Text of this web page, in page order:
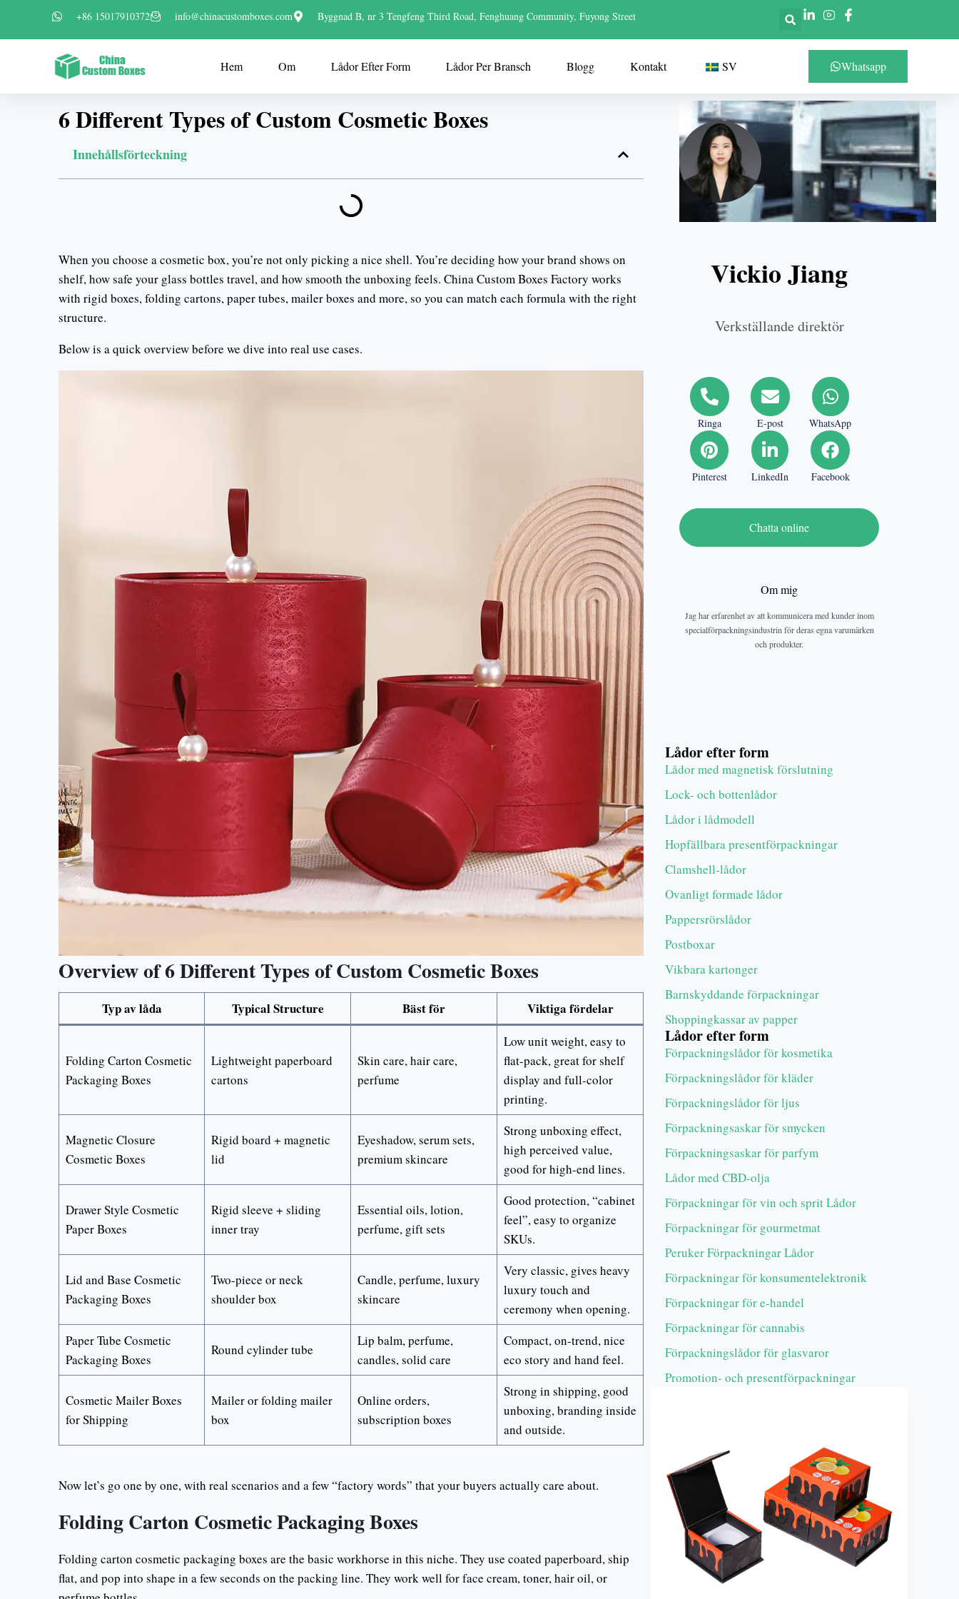
+86 15017910372 info@chinacustomboxes.com Byggnad B, nr 3 Tengfeng Third Road, Fenghuang Community, Fuyong Street
Hem Om Lådor Efter Form Lådor Per Bransch Blogg Kontakt SV Whatsapp
6 Different Types of Custom Cosmetic Boxes
Innehållsförteckning
When you choose a cosmetic box, you’re not only picking a nice shell. You’re deciding how your brand shows on
shelf, how safe your glass bottles travel, and how smooth the unboxing feels. China Custom Boxes Factory works
with rigid boxes, folding cartons, paper tubes, mailer boxes and more, so you can match each formula with the right
structure.
Below is a quick overview before we dive into real use cases.
Overview of 6 Different Types of Custom Cosmetic Boxes
Typ av låda Typical Structure Bäst för Viktiga fördelar
Folding Carton Cosmetic
Packaging Boxes
Lightweight paperboard
cartons
Skin care, hair care,
perfume
Low unit weight, easy to
flat-pack, great for shelf
display and full-color
printing.
Magnetic Closure
Cosmetic Boxes
Rigid board + magnetic
lid
Eyeshadow, serum sets,
premium skincare
Strong unboxing effect,
high perceived value,
good for high-end lines.
Drawer Style Cosmetic
Paper Boxes
Rigid sleeve + sliding
inner tray
Essential oils, lotion,
perfume, gift sets
Good protection, “cabinet
feel”, easy to organize
SKUs.
Lid and Base Cosmetic
Packaging Boxes
Two-piece or neck
shoulder box
Candle, perfume, luxury
skincare
Very classic, gives heavy
luxury touch and
ceremony when opening.
Paper Tube Cosmetic
Packaging Boxes
Round cylinder tube
Lip balm, perfume,
candles, solid care
Compact, on-trend, nice
eco story and hand feel.
Cosmetic Mailer Boxes
for Shipping
Mailer or folding mailer
box
Online orders,
subscription boxes
Strong in shipping, good
unboxing, branding inside
and outside.
Now let’s go one by one, with real scenarios and a few “factory words” that your buyers actually care about.
Folding Carton Cosmetic Packaging Boxes
Folding carton cosmetic packaging boxes are the basic workhorse in this niche. They use coated paperboard, ship
flat, and pop into shape in a few seconds on the packing line. They work well for face cream, toner, hair oil, or
Vickio Jiang
Verkställande direktör
Ringa E-post WhatsApp
Pinterest LinkedIn Facebook
Chatta online
Om mig
Jag har erfarenhet av att kommunicera med kunder inom
specialförpackningsindustrin för deras egna varumärken
och produkter.
Lådor efter form
Lådor med magnetisk förslutning
Lock- och bottenlådor
Lådor i lådmodell
Hopfällbara presentförpackningar
Clamshell-lådor
Ovanligt formade lådor
Pappersrörslådor
Postboxar
Vikbara kartonger
Barnskyddande förpackningar
Shoppingkassar av papper
Lådor efter form
Förpackningslådor för kosmetika
Förpackningslådor för kläder
Förpackningslådor för ljus
Förpackningsaskar för smycken
Förpackningsaskar för parfym
Lådor med CBD-olja
Förpackningar för vin och sprit Lådor
Förpackningar för gourmetmat
Peruker Förpackningar Lådor
Förpackningar för konsumentelektronik
Förpackningar för e-handel
Förpackningar för cannabis
Förpackningslådor för glasvaror
Promotion- och presentförpackningar